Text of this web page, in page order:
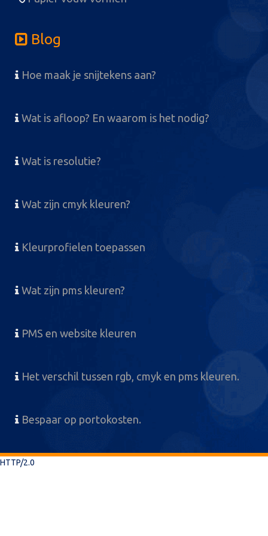
Blog
Hoe maak je snijtekens aan?
Wat is afloop? En waarom is het nodig?
Wat is resolutie?
Wat zijn cmyk kleuren?
Kleurprofielen toepassen
Wat zijn pms kleuren?
PMS en website kleuren
Het verschil tussen rgb, cmyk en pms kleuren.
Bespaar op portokosten.
HTTP/2.0